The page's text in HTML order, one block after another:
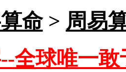
命> 周易
全球唯一